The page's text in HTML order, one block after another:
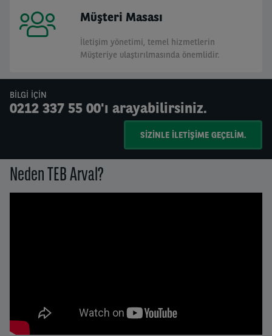
Müşteri Masası
İletişim yönetimi, temel hizmetlerin
Müşteriye ulaştırılmasında önemlidir.
BİLGİ İÇİN
0212 337 55 00'ı arayabilirsiniz.
SIZINLE ILETIŞIME GEÇELIM.
Neden TEB Arval?